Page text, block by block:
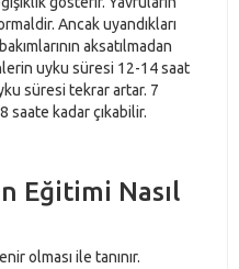
Ancak uyandıkları
aksatılmadan
uyku süresi 12-14 saat
süresi tekrar artar. 7
saate kadar çıkabilir.
Eğitimi Nasıl
olması ile tanınır.